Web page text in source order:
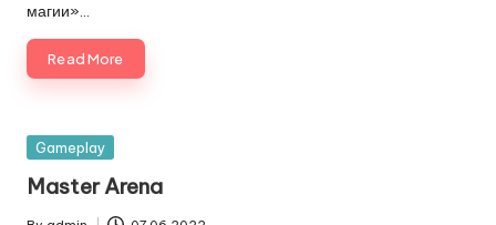
магии»…
Read More
Posted
Gameplay
Master Arena